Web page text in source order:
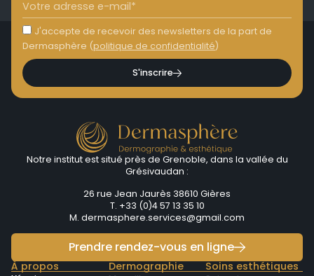
J'accepte de recevoir des newsletters de la part de
Dermasphère (politique de confidentialité)
S'inscrire
Notre institut est situé près de Grenoble, dans la vallée du
Grésivaudan :
26 rue Jean Jaurès 38610 Gières
T. +33 (0)4 57 13 35 10
M. dermasphere.services@gmail.com
Prendre rendez-vous en ligne
À propos Dermographie Soins esthétiques